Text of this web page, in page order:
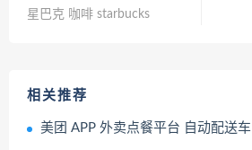
星巴克 咖啡 starbucks
相关推荐
美团 APP 外卖点餐平台 自动配送车